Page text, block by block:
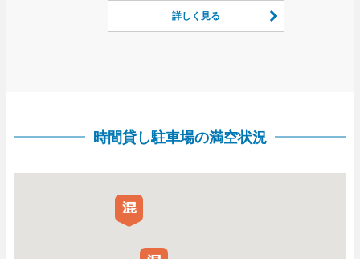
詳しく見る
時間貸し駐車場の満空状況